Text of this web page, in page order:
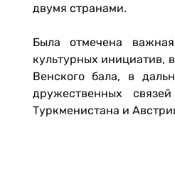
двумя странами.
Была отмечена
культурных инициатив,
Венского бала, в
дружественных
Туркменистана и